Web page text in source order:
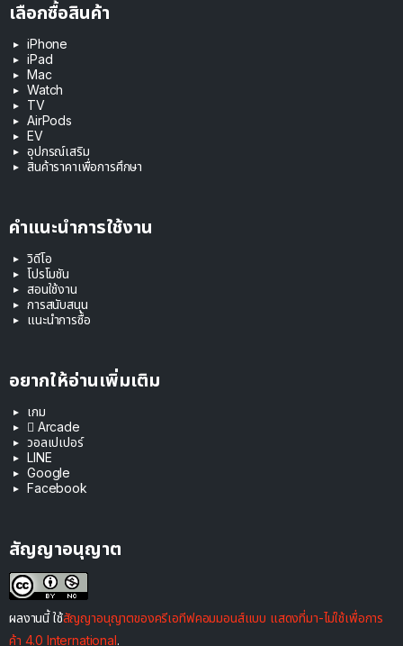
เลือกซื้อสินค้า
iPhone
iPad
Mac
Watch
TV
AirPods
EV
อุปกรณ์เสริม
สินค้าราคาเพื่อการศึกษา
คำแนะนำการใช้งาน
วิดีโอ
โปรโมชัน
สอนใช้งาน
การสนับสนุน
แนะนำการซื้อ
อยากให้อ่านเพิ่มเติม
เกม
 Arcade
วอลเปเปอร์
LINE
Google
Facebook
สัญญาอนุญาต
ผลงานนี้ ใช้สัญญาอนุญาตของครีเอทีฟคอมมอนส์แบบ แสดงที่มา-ไม่ใช้เพื่อการ
ค้า 4.0 International.